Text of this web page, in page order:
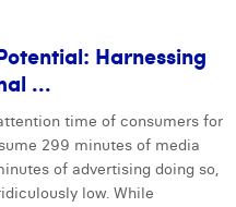
Harnessing
...
time of consumers for
299 minutes of media
of advertising doing so,
low. While